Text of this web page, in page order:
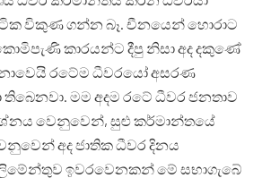
විකුණ ගන්න බෑ. චීනයෙන් හොරාට
කාරයන්ට දීපු නිසා අද දකුණේ
රටේම ධීවරයෝ අසරණ
මම අදම රටේ ධීවර ජනතාව
වෙනුවෙන්, සුළු කර්මාන්තයේ
අද ජාතික ධීවර දිනය
ඉවරවෙනකන් මේ සභාගැබේ